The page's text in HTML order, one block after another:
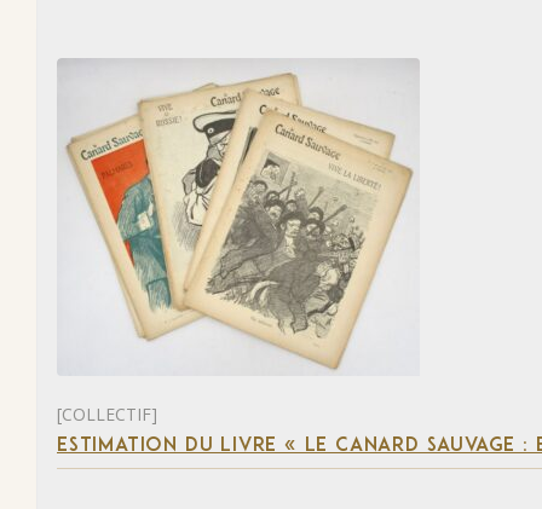
[COLLECTIF]
ESTIMATION DU LIVRE « LE CANARD SAUVAGE :